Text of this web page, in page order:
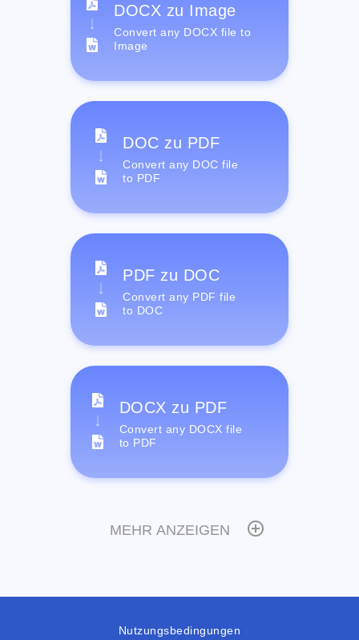
DOCX zu Image
Convert any DOCX file to
Image
DOC zu PDF
Convert any DOC file
to PDF
PDF zu DOC
Convert any PDF file
to DOC
DOCX zu PDF
Convert any DOCX file
to PDF
MEHR ANZEIGEN
Nutzungsbedingungen